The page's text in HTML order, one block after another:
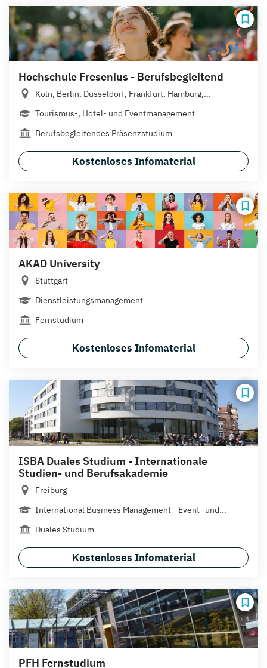
Hochschule Fresenius - Berufsbegleitend
Köln, Berlin, Düsseldorf, Frankfurt, Hamburg,...
Tourismus-, Hotel- und Eventmanagement
Berufsbegleitendes Präsenzstudium
Kostenloses Infomaterial
AKAD University
Stuttgart
Dienstleistungsmanagement
Fernstudium
Kostenloses Infomaterial
ISBA Duales Studium - Internationale
Studien- und Berufsakademie
Freiburg
International Business Management - Event- und...
Duales Studium
Kostenloses Infomaterial
PFH Fernstudium